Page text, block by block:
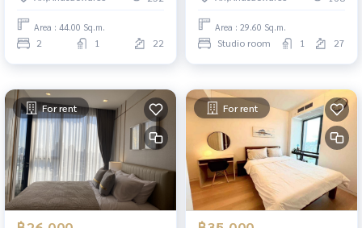
Area : 44.00 Sq.m.
2 1 22
Area : 29.60 Sq.m.
Studio room 1 27
For rent For rent